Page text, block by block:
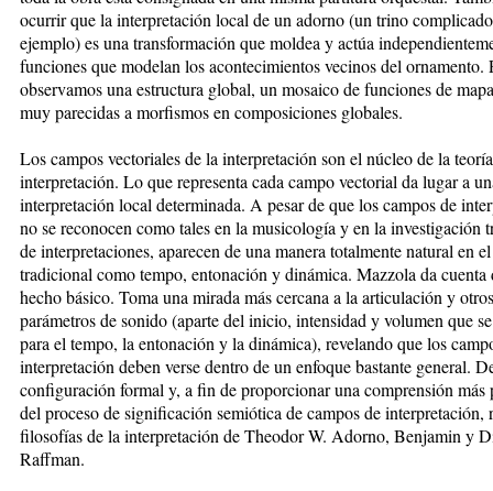
ocurrir que la interpretación local de un adorno (un trino
ejemplo) es una transformación que moldea y actúa
funciones que modelan los acontecimientos vecinos del ornamento.
observamos una estructura global, un mosaico de funciones de
muy parecidas a morfismos en composiciones globales.
Los campos vectoriales de la interpretación son el núcleo de la
interpretación. Lo que representa cada campo vectorial da lugar a
interpretación local determinada. A pesar de que los campos de
no se reconocen como tales en la musicología y en la investigación
de interpretaciones, aparecen de una manera totalmente natural en
tradicional como tempo, entonación y dinámica. Mazzola da cuenta
hecho básico. Toma una mirada más cercana a la articulación y otros
parámetros de sonido (aparte del inicio, intensidad y volumen que
para el tempo, la entonación y la dinámica), revelando que los
interpretación deben verse dentro de un enfoque bastante general.
configuración formal y, a fin de proporcionar una comprensión más
del proceso de significación semiótica de campos de interpretación,
filosofías de la interpretación de Theodor W. Adorno, Benjamin y
Raffman.